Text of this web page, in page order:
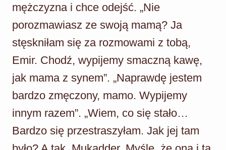
mężczyzna i chce odejść. „Nie
porozmawiasz ze swoją mamą? Ja
stęskniłam się za rozmowami z tobą,
Emir. Chodź, wypijemy smaczną kawę,
jak mama z synem”. „Naprawdę jestem
bardzo zmęczony, mamo. Wypijemy
innym razem”. „Wiem, co się stało…
Bardzo się przestraszyłam. Jak jej tam